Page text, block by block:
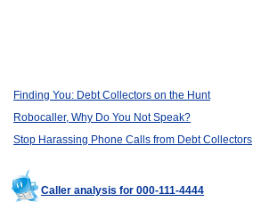
Finding You: Debt Collectors on the Hunt
Robocaller, Why Do You Not Speak?
Stop Harassing Phone Calls from Debt Collectors
Caller analysis for 000-111-4444